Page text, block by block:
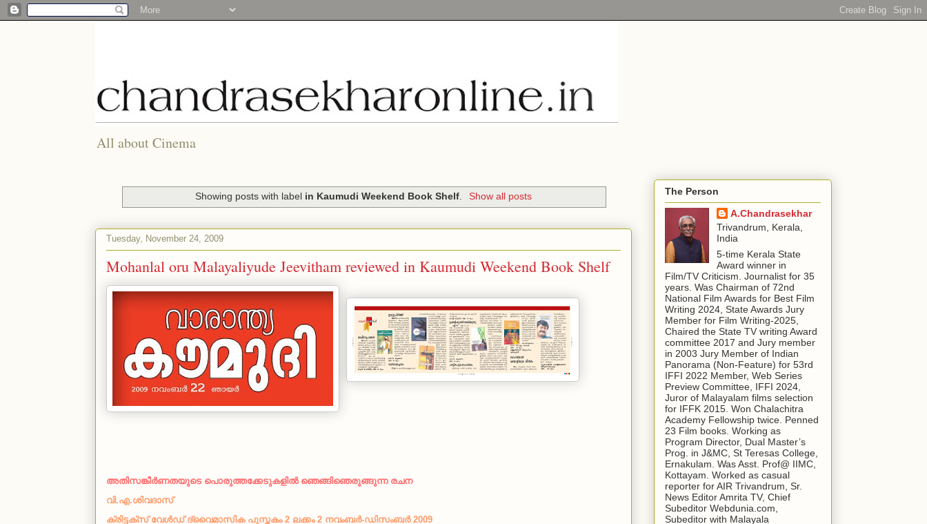
All about Cinema
Showing posts with label in Kaumudi Weekend Book Shelf. Show all posts
Tuesday, November 24, 2009
Mohanlal oru Malayaliyude Jeevitham reviewed in Kaumudi Weekend Book Shelf
അതിസങ്കീര്‍ണതയുടെ പൊരുത്തക്കേടുകളില്‍ ഞെങ്ങിഞെരുങ്ങുന്ന രചന
വി.എ.ശിവദാസ്
ക്രിട്ടക്സ് വേള്‍ഡ് ദ്വൈമാസിക പുസ്തകം 2 ലക്കം 2 നവംബര്‍-ഡിസംബര്‍ 2009
The Person
A.Chandrasekhar
Trivandrum, Kerala,
India
5-time Kerala State
Award winner in
Film/TV Criticism. Journalist for 35
years. Was Chairman of 72nd
National Film Awards for Best Film
Writing 2024, State Awards Jury
Member for Film Writing-2025,
Chaired the State TV writing Award
committee 2017 and Jury member
in 2003 Jury Member of Indian
Panorama (Non-Feature) for 53rd
IFFI 2022 Member, Web Series
Preview Committee, IFFI 2024,
Juror of Malayalam films selection
for IFFK 2015. Won Chalachitra
Academy Fellowship twice. Penned
23 Film books. Working as
Program Director, Dual Master’s
Prog. in J&MC, St Teresas College,
Ernakulam. Was Asst. Prof@ IIMC,
Kottayam. Worked as casual
reporter for AIR Trivandrum, Sr.
News Editor Amrita TV, Chief
Subeditor Webdunia.com,
Subeditor with Malayala